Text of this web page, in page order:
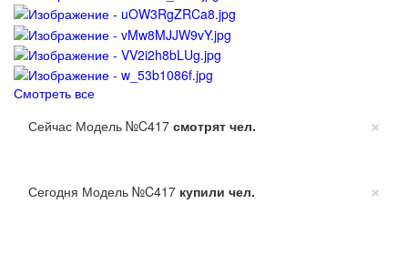
Смотреть все
×
Сейчас Модель №C417 смотрят чел.
×
Сегодня Модель №C417 купили чел.